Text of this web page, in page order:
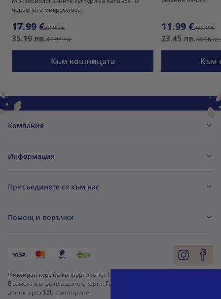
червената микрофлора.
17.99 €22.99 €
35.19 лв.44.96 лв.
Към кошницата
11.99 €22.99 €
23.45 лв.44.96 лв.
Към
Компания
Информация
Присъединете се към нас
Помощ и поръчки
Фиксиран курс на конвертиране: 1 € =
Възможност за плащане с карта. Гарантирана защита на личните
данни чрез SSL криптиране.